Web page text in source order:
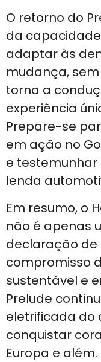
O retorno do
da
adaptar às
mudança,
torna a
experiência
Prepare-se
em ação no
e
lenda
Em resumo, o
não é apenas
declaração de
compromisso
sustentável e
Prelude
eletrificada do
conquistar
Europa e além.